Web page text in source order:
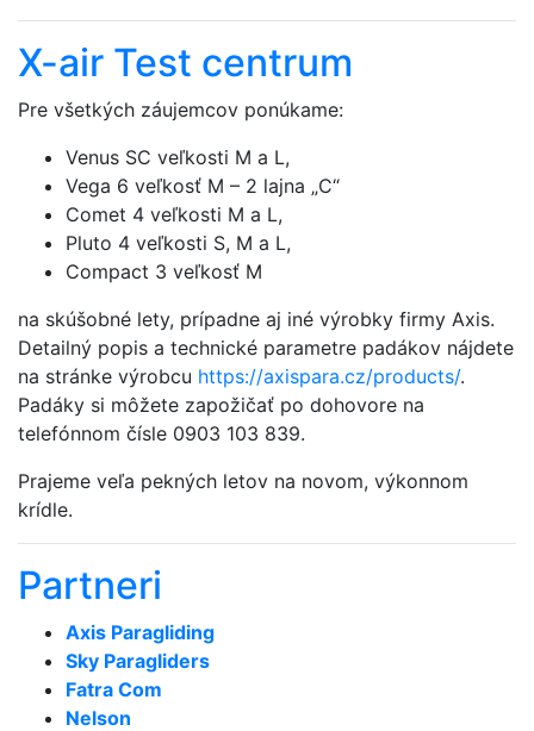
X-air Test centrum
Pre všetkých záujemcov ponúkame:
Venus SC veľkosti M a L,
Vega 6 veľkosť M – 2 lajna „C“
Comet 4 veľkosti M a L,
Pluto 4 veľkosti S, M a L,
Compact 3 veľkosť M
na skúšobné lety, prípadne aj iné výrobky firmy Axis.
Detailný popis a technické parametre padákov nájdete
na stránke výrobcu https://axispara.cz/products/.
Padáky si môžete zapožičať po dohovore na
telefónnom čísle 0903 103 839.
Prajeme veľa pekných letov na novom, výkonnom
krídle.
Partneri
Axis Paragliding
Sky Paragliders
Fatra Com
Nelson